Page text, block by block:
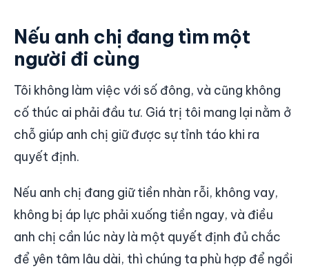
Nếu anh chị đang tìm một
người đi cùng
Tôi không làm việc với số đông, và cũng không
cố thúc ai phải đầu tư. Giá trị tôi mang lại nằm ở
chỗ giúp anh chị giữ được sự tỉnh táo khi ra
quyết định.
Nếu anh chị đang giữ tiền nhàn rỗi, không vay,
không bị áp lực phải xuống tiền ngay, và điều
anh chị cần lúc này là một quyết định đủ chắc
để yên tâm lâu dài, thì chúng ta phù hợp để ngồi